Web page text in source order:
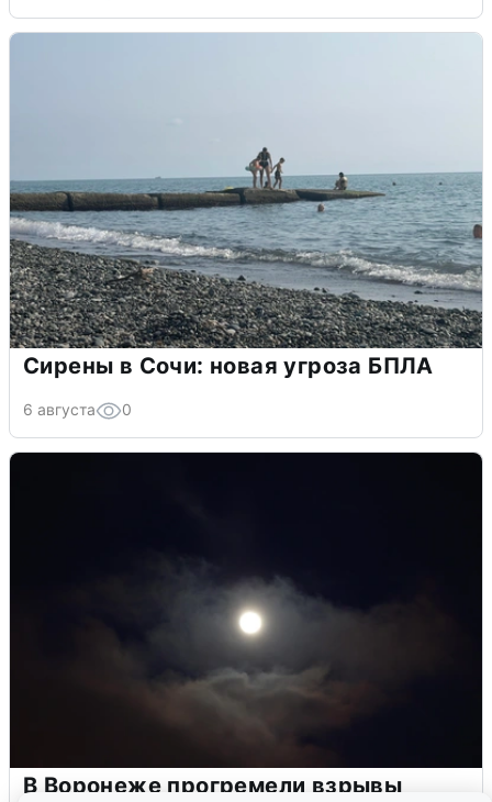
Сирены в Сочи: новая угроза БПЛА
6 августа 0
В Воронеже прогремели взрывы